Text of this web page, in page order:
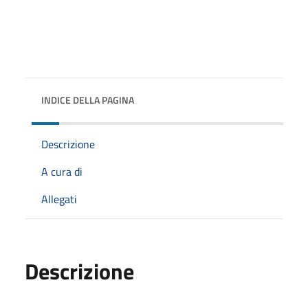
INDICE DELLA PAGINA
Descrizione
A cura di
Allegati
Descrizione